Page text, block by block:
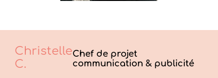
Christelle
C.
Chef de projet
communication & publicité